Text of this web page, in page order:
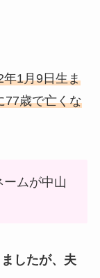
年1月9日生ま
77歳で亡くな
ムが中山
したが、夫